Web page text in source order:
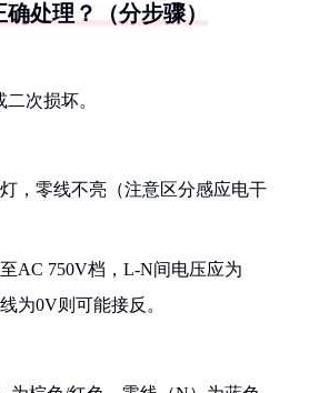
处理？（分步骤）
次损坏。
，零线不亮（注意区分感应电干
AC 750V档，L-N间电压应为
为0V则可能接反。